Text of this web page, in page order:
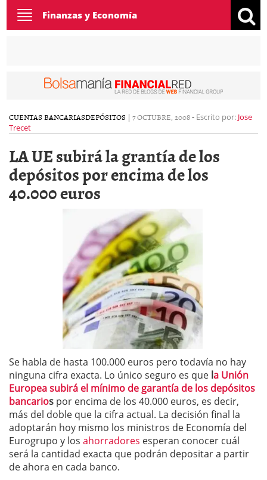
Toggle
navigation
Finanzas y Economía
CUENTAS BANCARIASDEPÓSITOS | 7 OCTUBRE, 2008- Escrito por: Jose
Trecet
LA UE subirá la grantía de los
depósitos por encima de los
40.000 euros
Se habla de hasta 100.000 euros pero todavía no hay
ninguna cifra exacta. Lo único seguro es que la Unión
Europea subirá el mínimo de garantía de los depósitos
bancarios por encima de los 40.000 euros, es decir,
más del doble que la cifra actual. La decisión final la
adoptarán hoy mismo los ministros de Economía del
Eurogrupo y los ahorradores esperan conocer cuál
será la cantidad exacta que podrán depositar a partir
de ahora en cada banco.